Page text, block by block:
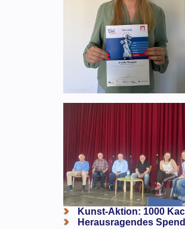
Kunst-Aktion: 1000
Herausragendes